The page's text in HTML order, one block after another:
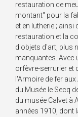
restauration de
montant" pour la
et en lutherie ; ainsi
restauration et la
d'objets d'art, plus
manquantes. Avec
orfèvre-serrurier et
l'Armoire de fer
du Musée le Secq
du musée Calvet à
années 1910, dont